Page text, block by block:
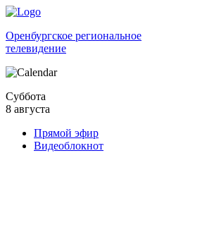
Оренбургское региональное
телевидение
Суббота
8 августа
Прямой эфир
Видеоблокнот